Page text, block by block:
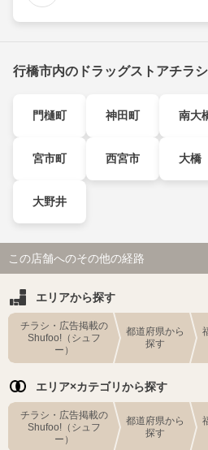
行橋市内のドラッグストアチラ
門樋町 神田町 南大
宮市町 西宮市 大橋
大野井
この店舗へのその他の経路
エリアから探す
チラシ・広告掲載の
Shufoo!（シュフ
ー）
都道府県から
探す
エリア×カテゴリから探す
チラシ・広告掲載の
Shufoo!（シュフ
ー）
都道府県から
探す